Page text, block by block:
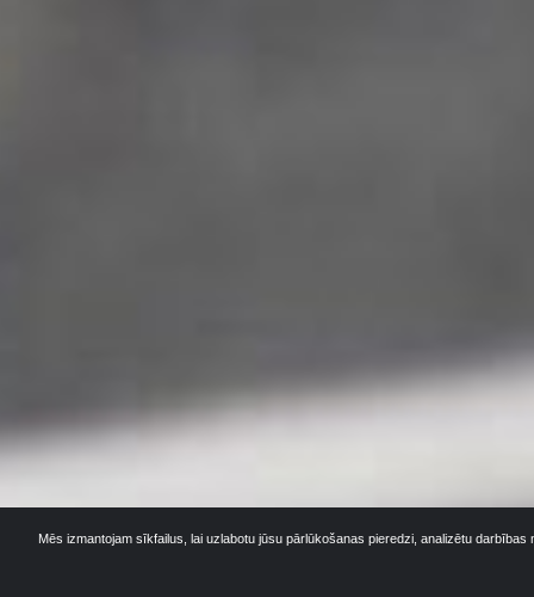
Mēs izmantojam sīkfailus, lai uzlabotu jūsu pārlūkošanas pieredzi, analizētu